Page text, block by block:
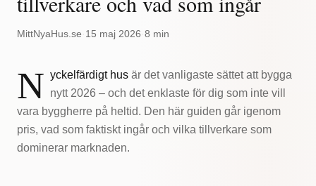
MittNyaHus.se·15 maj 2026·8 min
N yckelfärdigt hus är det vanligaste sättet att bygga
nytt 2026 – och det enklaste för dig som inte vill
vara byggherre på heltid. Den här guiden går igenom
pris, vad som faktiskt ingår och vilka tillverkare som
dominerar marknaden.